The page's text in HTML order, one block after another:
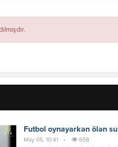
Futbol oynayarkən ölən
May 05, 10:41 • 658